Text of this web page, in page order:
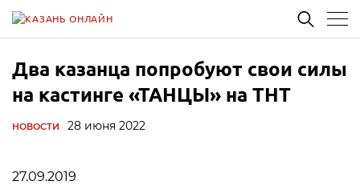
Два казанца попробуют свои силы
на кастинге «ТАНЦЫ» на ТНТ
НОВОСТИ 28 июня 2022
27.09.2019